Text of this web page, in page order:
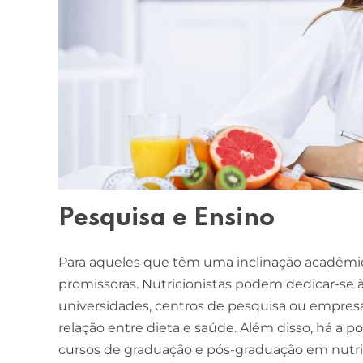
Pesquisa e Ensino
Para aqueles que têm uma inclinação
promissoras. Nutricionistas podem dedicar-
universidades, centros de pesquisa ou
relação entre dieta e saúde. Além disso, há a
cursos de graduação e pós-graduação em